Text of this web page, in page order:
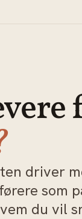
driver
som
du vil